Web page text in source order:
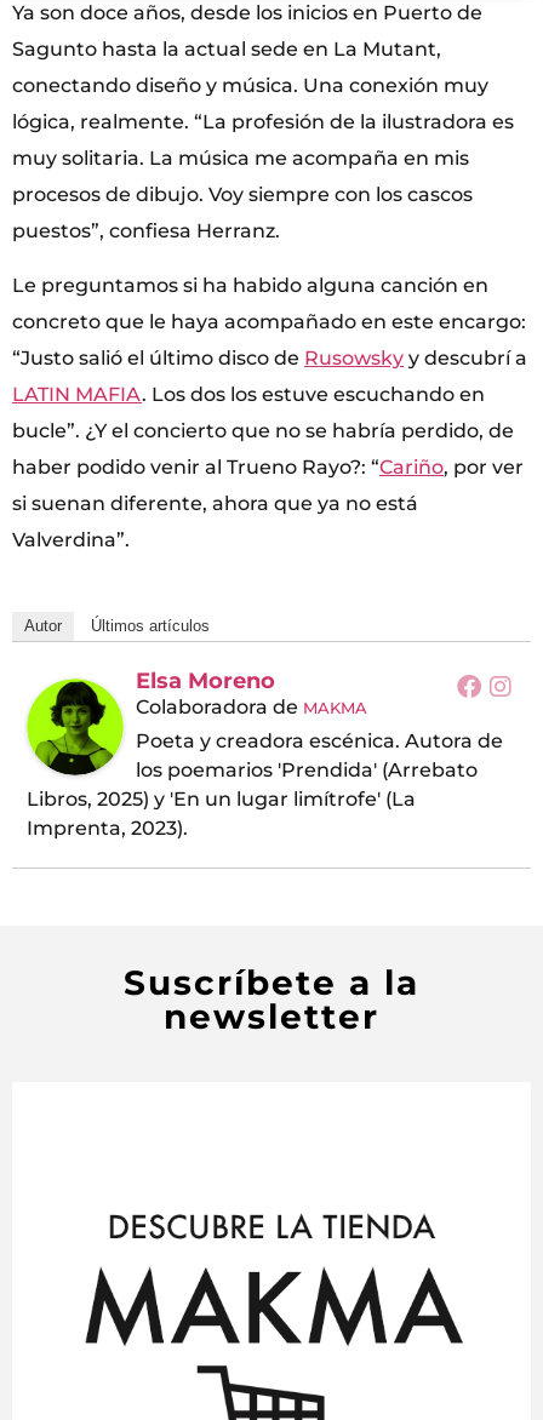
Ya son doce años, desde los inicios en Puerto de
Sagunto hasta la actual sede en La Mutant,
conectando diseño y música. Una conexión muy
lógica, realmente. “La profesión de la ilustradora es
muy solitaria. La música me acompaña en mis
procesos de dibujo. Voy siempre con los cascos
puestos”, confiesa Herranz.
Le preguntamos si ha habido alguna canción en
concreto que le haya acompañado en este encargo:
“Justo salió el último disco de Rusowsky y descubrí a
LATIN MAFIA. Los dos los estuve escuchando en
bucle”. ¿Y el concierto que no se habría perdido, de
haber podido venir al Trueno Rayo?: “Cariño, por ver
si suenan diferente, ahora que ya no está
Valverdina”.
Autor Últimos artículos
Elsa Moreno
Colaboradora de MAKMA
Poeta y creadora escénica. Autora de
los poemarios 'Prendida' (Arrebato
Libros, 2025) y 'En un lugar limítrofe' (La
Imprenta, 2023).
Suscríbete a la
newsletter